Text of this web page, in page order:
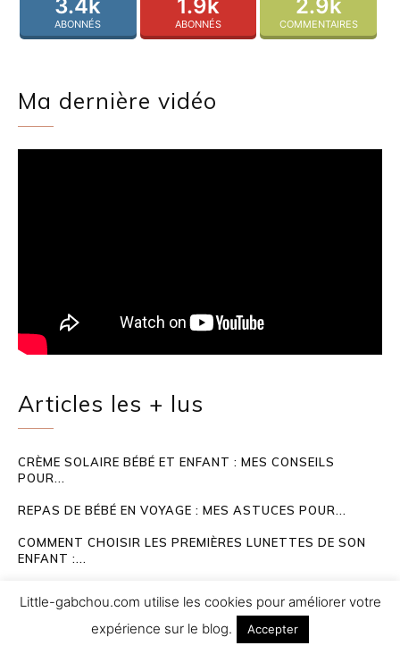
3.4k
ABONNÉS
1.9k
ABONNÉS
2.9k
COMMENTAIRES
Ma dernière vidéo
Articles les + lus
CRÈME SOLAIRE BÉBÉ ET ENFANT : MES CONSEILS
POUR...
REPAS DE BÉBÉ EN VOYAGE : MES ASTUCES POUR...
COMMENT CHOISIR LES PREMIÈRES LUNETTES DE SON
ENFANT :...
SACRIFIER...
LE LIT PARAPLUIE POUR BÉBÉ EN VOYAGE :
Little-gabchou.com utilise les cookies pour améliorer votre
expérience sur le blog.
Accepter